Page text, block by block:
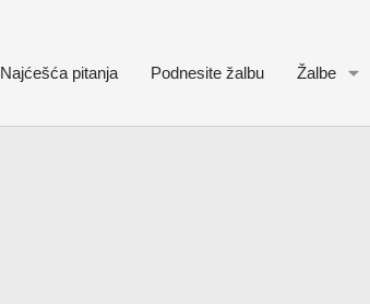
Najćešća pitanja Podnesite žalbu Žalbe